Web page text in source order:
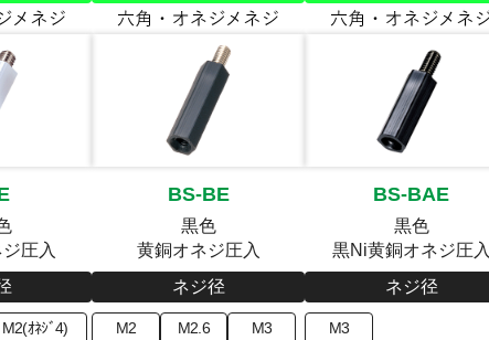
圧入
M2(ｵﾈｼﾞ4)
BS-BE
黒色
黄銅オネジ圧入
ネジ径
M2 M2.6
M3
BS-BAE
黒色
黒Ni黄銅オネジ圧入
ネジ径
M3